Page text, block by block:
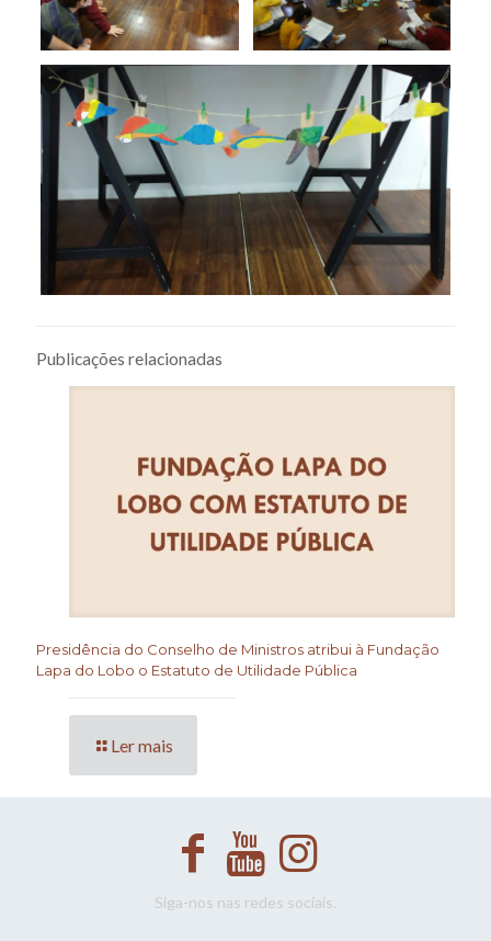
Publicações relacionadas
Presidência do Conselho de Ministros atribui à Fundação
Lapa do Lobo o Estatuto de Utilidade Pública
Ler mais
Siga-nos nas redes sociais.